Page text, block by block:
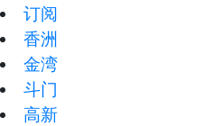
订阅
香洲
金湾
斗门
高新